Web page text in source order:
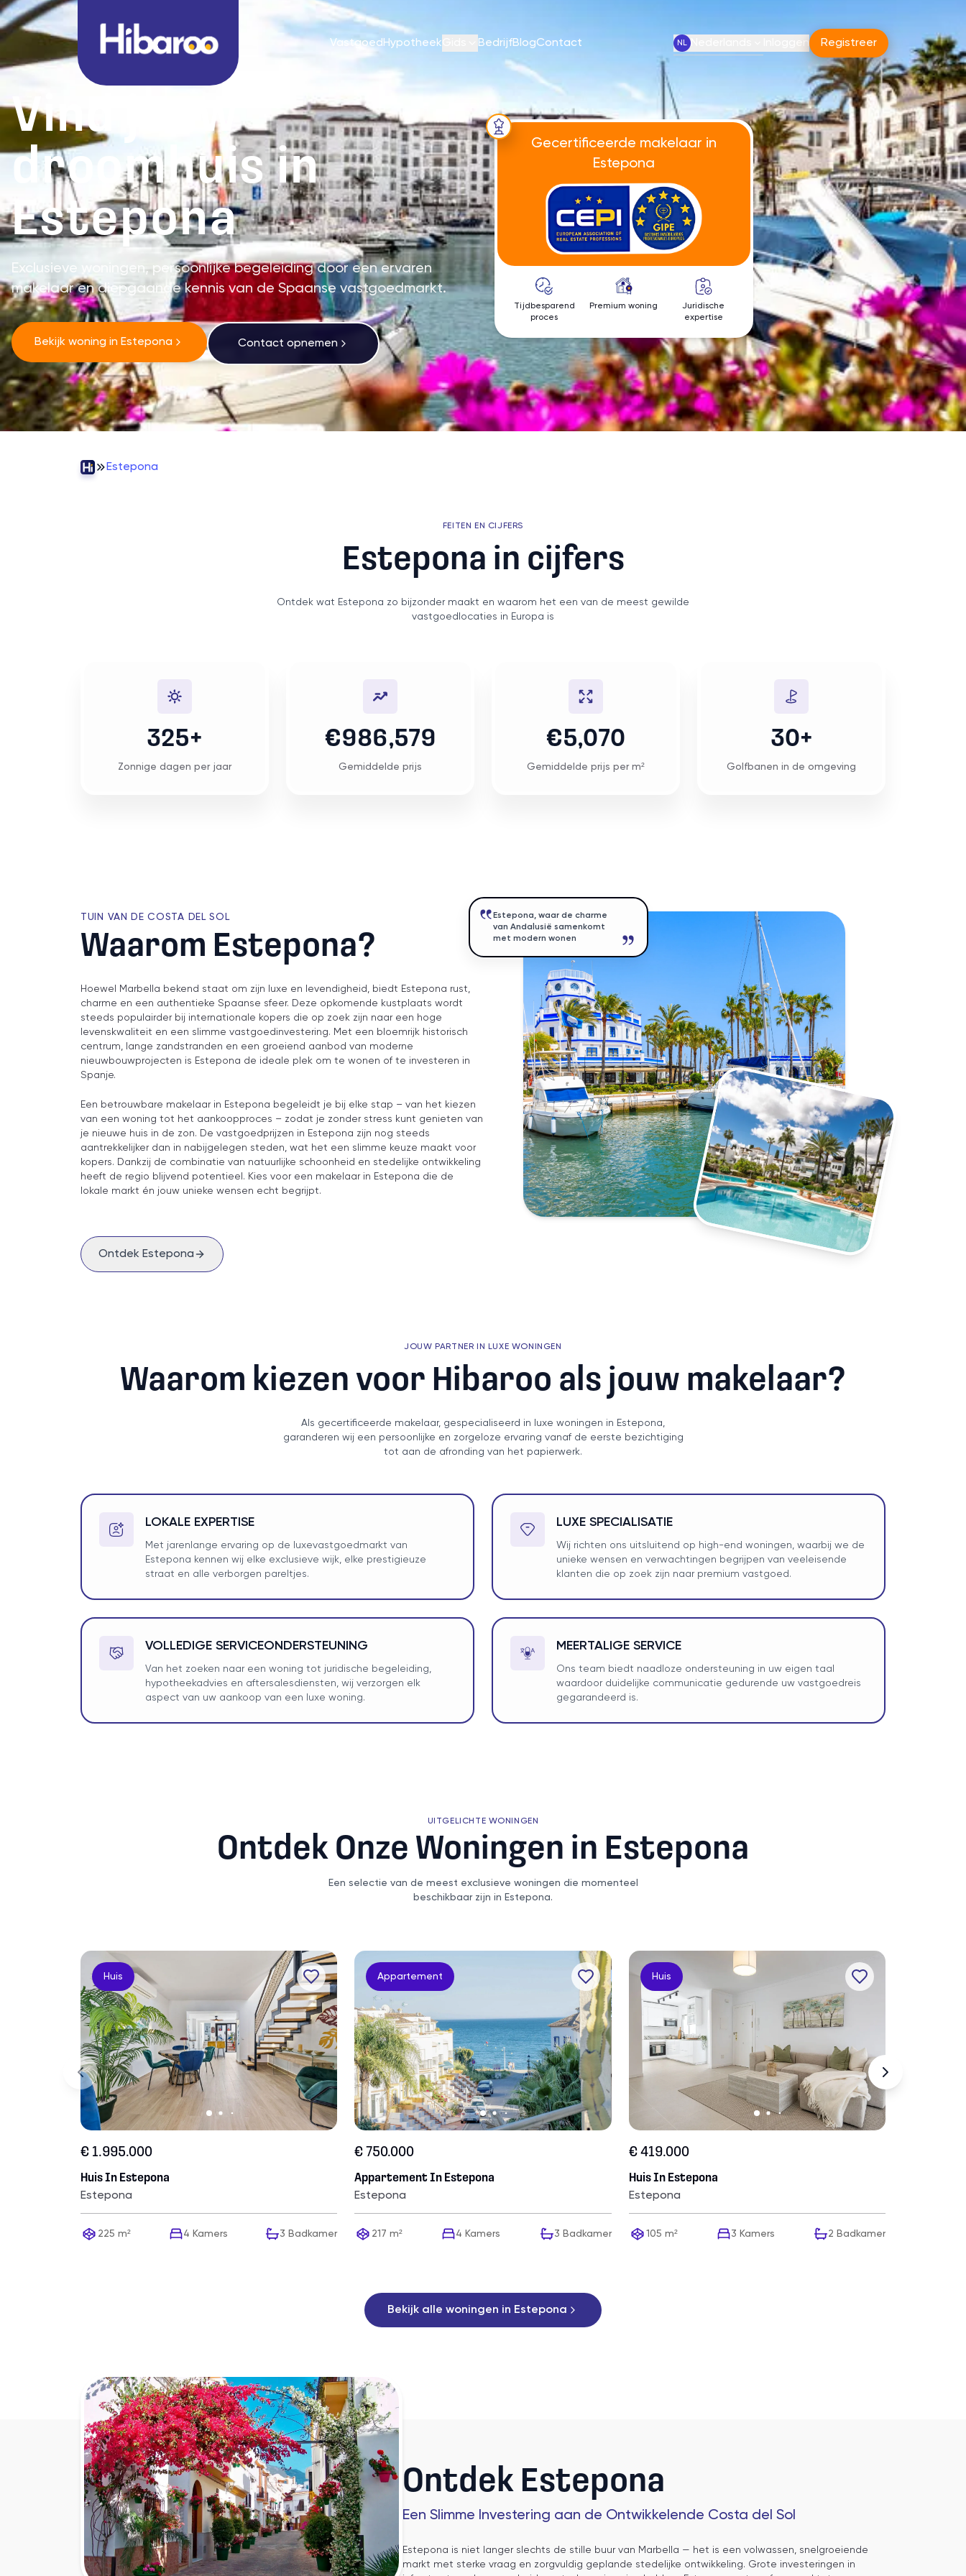
Vind jouw
droomhuis in
Estepona
Exclusieve woningen, persoonlijke begeleiding door een ervaren
makelaar en diepgaande kennis van de Spaanse vastgoedmarkt.
Bekijk woning in Estepona Contact opnemen
Gecertificeerde makelaar in
Estepona
Tijdbesparend
proces
Premium woning
Juridische
expertise
Vastgoed Hypotheek BedrijfBlogContact NL Registreer
Estepona
FEITEN EN CIJFERS
Estepona in cijfers
Ontdek wat Estepona zo bijzonder maakt en waarom het een van de meest gewilde
vastgoedlocaties in Europa is
325+
Zonnige dagen per jaar
€986,579
Gemiddelde prijs
€5,070
Gemiddelde prijs per m²
30+
Golfbanen in de omgeving
TUIN VAN DE COSTA DEL SOL
Waarom Estepona?
Hoewel Marbella bekend staat om zijn luxe en levendigheid, biedt Estepona rust,
charme en een authentieke Spaanse sfeer. Deze opkomende kustplaats wordt
steeds populairder bij internationale kopers die op zoek zijn naar een hoge
levenskwaliteit en een slimme vastgoedinvestering. Met een bloemrijk historisch
centrum, lange zandstranden en een groeiend aanbod van moderne
nieuwbouwprojecten is Estepona de ideale plek om te wonen of te investeren in
Spanje.
Een betrouwbare makelaar in Estepona begeleidt je bij elke stap – van het kiezen
van een woning tot het aankoopproces – zodat je zonder stress kunt genieten van
je nieuwe huis in de zon. De vastgoedprijzen in Estepona zijn nog steeds
aantrekkelijker dan in nabijgelegen steden, wat het een slimme keuze maakt voor
kopers. Dankzij de combinatie van natuurlijke schoonheid en stedelijke ontwikkeling
heeft de regio blijvend potentieel. Kies voor een makelaar in Estepona die de
lokale markt én jouw unieke wensen echt begrijpt.
Ontdek Estepona
Estepona, waar de charme
van Andalusië samenkomt
met modern wonen
JOUW PARTNER IN LUXE WONINGEN
Waarom kiezen voor Hibaroo als jouw makelaar?
Als gecertificeerde makelaar, gespecialiseerd in luxe woningen in Estepona,
garanderen wij een persoonlijke en zorgeloze ervaring vanaf de eerste bezichtiging
tot aan de afronding van het papierwerk.
LOKALE EXPERTISE
Met jarenlange ervaring op de luxevastgoedmarkt van
Estepona kennen wij elke exclusieve wijk, elke prestigieuze
straat en alle verborgen pareltjes.
LUXE SPECIALISATIE
Wij richten ons uitsluitend op high-end woningen, waarbij we de
unieke wensen en verwachtingen begrijpen van veeleisende
klanten die op zoek zijn naar premium vastgoed.
VOLLEDIGE SERVICEONDERSTEUNING
Van het zoeken naar een woning tot juridische begeleiding,
hypotheekadvies en aftersalesdiensten, wij verzorgen elk
aspect van uw aankoop van een luxe woning.
MEERTALIGE SERVICE
Ons team biedt naadloze ondersteuning in uw eigen taal
waardoor duidelijke communicatie gedurende uw vastgoedreis
gegarandeerd is.
UITGELICHTE WONINGEN
Ontdek Onze Woningen in Estepona
Een selectie van de meest exclusieve woningen die momenteel
beschikbaar zijn in Estepona.
Huis
€ 1.995.000
Huis In Estepona
Estepona
225 m² 4 Kamers 3 Badkamer
Appartement
€ 750.000
Appartement In Estepona
Estepona
217 m² 4 Kamers 3 Badkamer
Huis
€ 419.000
Huis In Estepona
Estepona
105 m² 3 Kamers 2 Badkamer
Bekijk alle woningen in Estepona
Ontdek Estepona
Een Slimme Investering aan de Ontwikkelende Costa del Sol
Estepona is niet langer slechts de stille buur van Marbella — het is een volwassen, snelgroeiende
markt met sterke vraag en zorgvuldig geplande stedelijke ontwikkeling. Grote investeringen in